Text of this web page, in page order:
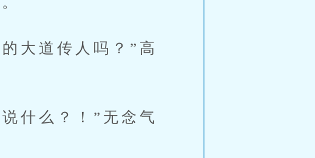
大道传人吗？”高
什么？！”无念气